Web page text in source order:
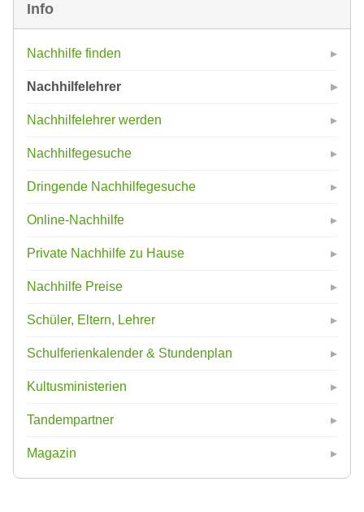
Info
Nachhilfe finden
Nachhilfelehrer
Nachhilfelehrer werden
Nachhilfegesuche
Dringende Nachhilfegesuche
Online-Nachhilfe
Private Nachhilfe zu Hause
Nachhilfe Preise
Schüler, Eltern, Lehrer
Schulferienkalender & Stundenplan
Kultusministerien
Tandempartner
Magazin